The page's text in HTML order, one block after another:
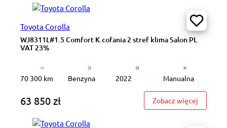
Toyota Corolla
WJ8311L#1.5 Comfort K.cofania 2 stref klima Salon PL
VAT 23%
70 300 km Benzyna 2022 Manualna
63 850 zł Zobacz więcej